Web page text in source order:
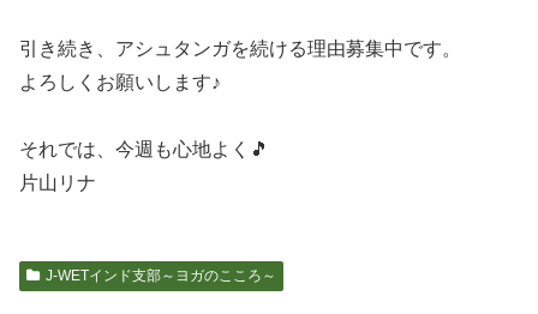
引き続き、アシュタンガを続ける理由募集中です。
よろしくお願いします♪
それでは、今週も心地よく🎵
片山リナ
J-WETインド支部～ヨガのこころ～